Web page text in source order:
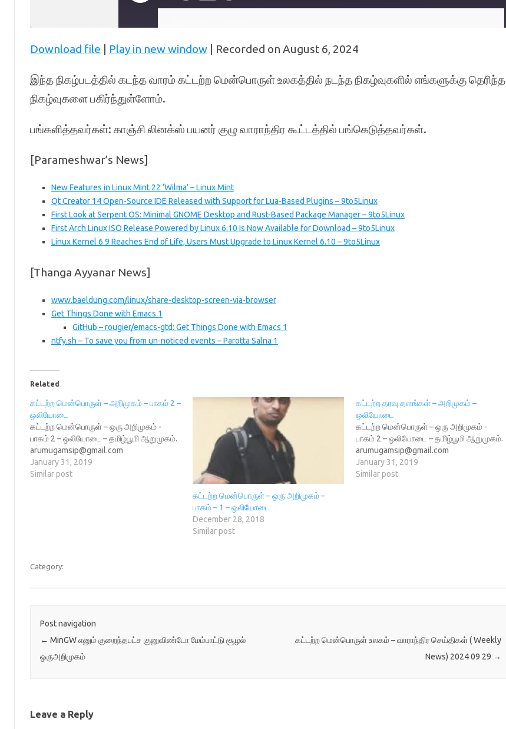
Episode
Episode
10
Forward
SHARE
LINK
EMBED
Download file Play in new window| Recorded on August 6, 2024
இந்த நிகழ்படத்தில் கடந்த வாரம் கட்டற்ற மென்பொருள் உலகத்தில் நடந்த நிகழ்வுகளில் எங்களுக்கு தெரிந்த
நிகழ்வுகளை பகிர்ந்துள்ளோம்.
பங்களித்தவர்கள்: காஞ்சி லினக்ஸ் பயனர் குழு வாராந்திர கூட்டத்தில் பங்கெடுத்தவர்கள்.
[Parameshwar’s News]
New Features in Linux Mint 22 ‘Wilma’ – Linux Mint
Qt Creator 14 Open-Source IDE Released with Support for Lua-Based Plugins – 9to5Linux
First Look at Serpent OS: Minimal GNOME Desktop and Rust-Based Package Manager – 9to5Linux
First Arch Linux ISO Release Powered by Linux 6.10 Is Now Available for Download – 9to5Linux
Linux Kernel 6.9 Reaches End of Life, Users Must Upgrade to Linux Kernel 6.10 – 9to5Linux
[Thanga Ayyanar News]
www.baeldung.com/linux/share-desktop-screen-via-browser
Get Things Done with Emacs 1
GitHub – rougier/emacs-gtd: Get Things Done with Emacs 1
ntfy.sh – To save you from un-noticed events – Parotta Salna 1
Related
கட்டற்ற மென்பொருள் – அறிமுகம் – பாகம் 2 –
ஒலியோடை
கட்டற்ற மென்பொருள் – ஒரு அறிமுகம் -
பாகம் 2 – ஒலியோடை – தமிழ்பூமி ஆறுமுகம்.
arumugamsip@gmail.com
January 31, 2019
Similar post
கட்டற்ற மென்பொருள் – ஒரு அறிமுகம் –
பாகம் – 1 – ஒலியோடை
December 28, 2018
Similar post
கட்டற்ற தரவு தளங்கள் – அறிமுகம் –
ஒலியோடை
கட்டற்ற மென்பொருள் – ஒரு அறிமுகம் -
பாகம் 2 – ஒலியோடை – தமிழ்பூமி ஆறுமுகம்.
arumugamsip@gmail.com
January 31, 2019
Similar post
Category:
Post navigation
← MinGW எனும் குறைந்தபட்ச குனுவிண்டோ மேம்பாட்டு சூழல்
ஒருஅறிமுகம்
கட்டற்ற மென்பொருள் உலகம் – வாராந்திர செய்திகள் ( Weekly
News) 2024 09 29 →
Leave a Reply